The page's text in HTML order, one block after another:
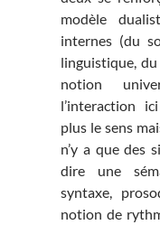
modèle
internes (du
linguistique,
notion
l’interaction
plus le sens
n’y a que des
dire une
syntaxe,
notion de